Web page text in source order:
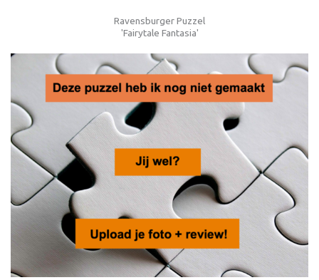
Ravensburger Puzzel
'Fairytale Fantasia'